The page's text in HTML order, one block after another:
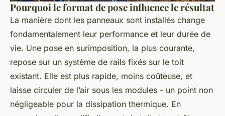
Pourquoi le format de pose influence le résultat
La manière dont les panneaux sont installés change
fondamentalement leur performance et leur durée de
vie. Une pose en surimposition, la plus courante,
repose sur un système de rails fixés sur le toit
existant. Elle est plus rapide, moins coûteuse, et
laisse circuler de l’air sous les modules - un point non
négligeable pour la dissipation thermique. En